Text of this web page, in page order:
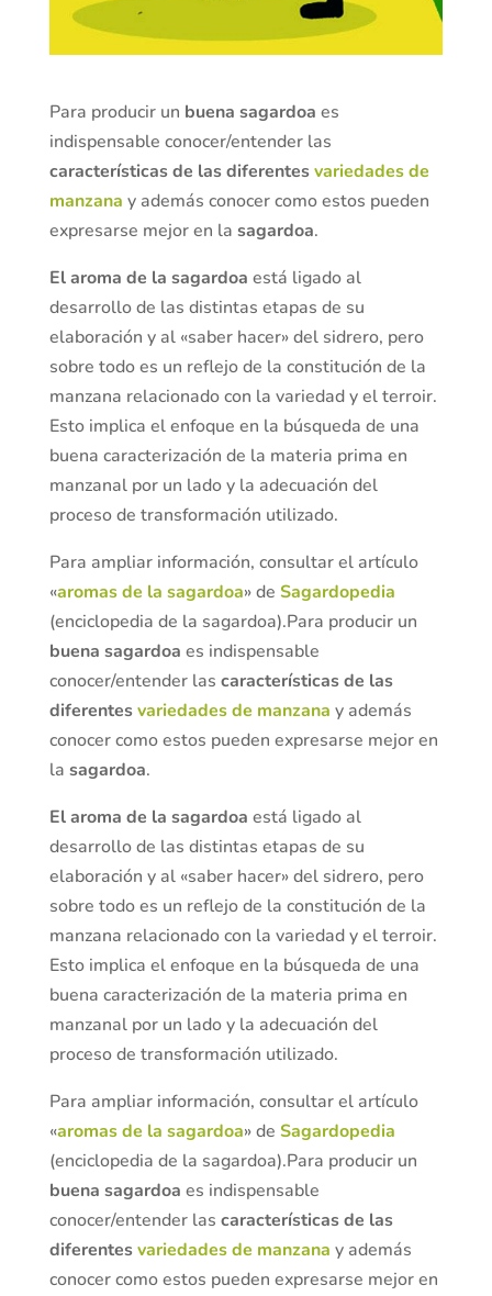
Para producir un buena sagardoa es
indispensable conocer/entender las
características de las diferentesvariedades de
manzana y además conocer como estos pueden
expresarse mejor en la sagardoa.
El aroma de la sagardoa está ligado al
desarrollo de las distintas etapas de su
elaboración y al «saber hacer» del sidrero, pero
sobre todo es un reflejo de la constitución de la
manzana relacionado con la variedad y el terroir.
Esto implica el enfoque en la búsqueda de una
buena caracterización de la materia prima en
manzanal por un lado y la adecuación del
proceso de transformación utilizado.
Para ampliar información, consultar el artículo
«aromas de la sagardoa» de Sagardopedia
(enciclopedia de la sagardoa).Para producir un
buena sagardoa es indispensable
conocer/entender las características de las
diferentesvariedades de manzana y además
conocer como estos pueden expresarse mejor en
la sagardoa.
El aroma de la sagardoa está ligado al
desarrollo de las distintas etapas de su
elaboración y al «saber hacer» del sidrero, pero
sobre todo es un reflejo de la constitución de la
manzana relacionado con la variedad y el terroir.
Esto implica el enfoque en la búsqueda de una
buena caracterización de la materia prima en
manzanal por un lado y la adecuación del
proceso de transformación utilizado.
Para ampliar información, consultar el artículo
«aromas de la sagardoa» de Sagardopedia
(enciclopedia de la sagardoa).Para producir un
buena sagardoa es indispensable
conocer/entender las características de las
diferentesvariedades de manzana y además
conocer como estos pueden expresarse mejor en